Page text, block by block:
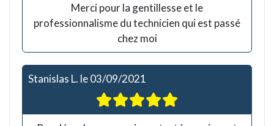
Merci pour la gentillesse et le
professionnalisme du technicien qui est passé
chez moi
Stanislas L. le03/09/2021